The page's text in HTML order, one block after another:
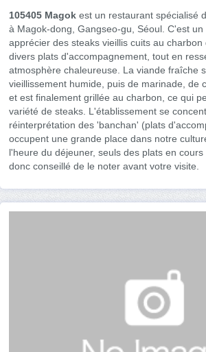
105405 Magok est un restaurant spécialisé
à Magok-dong, Gangseo-gu, Séoul. C'est
apprécier des steaks vieillis cuits au
divers plats d'accompagnement, tout en
atmosphère chaleureuse. La viande fraîche
vieillissement humide, puis de marinade, de
et est finalement grillée au charbon, ce qui
variété de steaks. L'établissement se
réinterprétation des 'banchan' (plats
occupent une grande place dans notre
l'heure du déjeuner, seuls des plats en
donc conseillé de le noter avant votre visite.